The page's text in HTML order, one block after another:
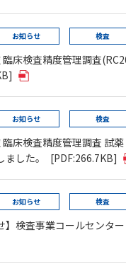
お知らせ 検査
床検査精度管理調査
お知らせ 検査
床検査精度管理調査 試
した。
[PDF:266.7KB]
お知らせ 検査
】検査事業コールセンタ